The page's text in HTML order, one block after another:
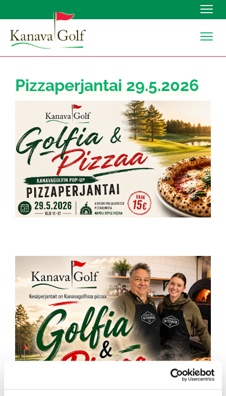
Pizzaperjantai 29.5.2026